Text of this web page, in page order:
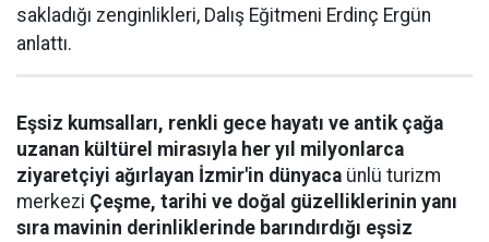
sakladığı zenginlikleri, Dalış Eğitmeni Erdinç Ergün
anlattı.
Eşsiz kumsalları, renkli gece hayatı ve antik çağa
uzanan kültürel mirasıyla her yıl milyonlarca
ziyaretçiyi ağırlayan İzmir'in dünyaca ünlü turizm
merkezi Çeşme, tarihi ve doğal güzelliklerinin yanı
sıra mavinin derinliklerinde barındırdığı eşsiz